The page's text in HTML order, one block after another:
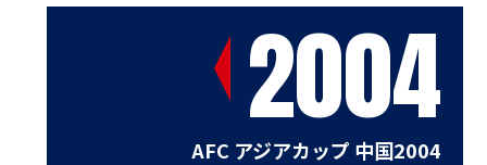
2004
AFC アジアカップ 中国2004